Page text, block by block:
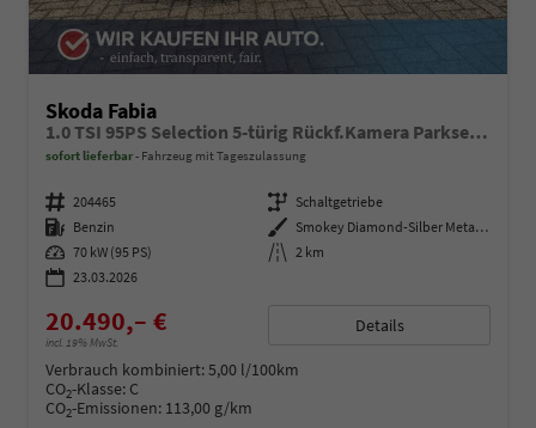
Skoda Fabia
1.0 TSI 95PS Selection 5-türig Rückf.Kamera Parksensoren Sitzheizung Multifunktionslenkrad Klima Skoda-Radio Bluetooth Touchscreen Tempomat Nebelsch. Apple CarPlay + Android Auto
sofort lieferbar Fahrzeug mit Tageszulassung
Fahrzeugnummer 204465 Getriebe Schaltgetriebe
Kraftstoff Benzin Außenfarbe
Smokey Diamond-Silber Metallic
Leistung 70 kW (95 PS) Kilometerstand 2 km
23.03.2026
20.490,– €
incl. 19% MwSt.
Details
Verbrauch kombiniert:5,00 l/100km
CO2-Klasse: C
CO2-Emissionen: 113,00 g/km